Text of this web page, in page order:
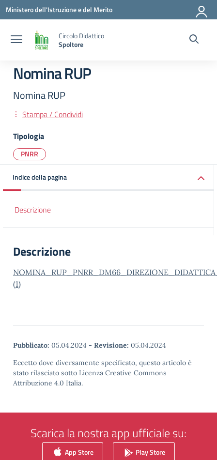
Vai ai contenuti
Vai al menu di navigazione
Vai al footer
Ministero dell'Istruzione e del Merito
Circolo Didattico
Spoltore
Nomina RUP
Nomina RUP
Stampa / Condividi
Tipologia
PNRR
Indice della pagina
Descrizione
Descrizione
(1)
Pubblicato: 05.04.2024 - Revisione: 05.04.2024
Eccetto dove diversamente specificato, questo articolo è
stato rilasciato sotto Licenza Creative Commons
Attribuzione 4.0 Italia.
Scarica la nostra app ufficiale su:
App Store Play Store